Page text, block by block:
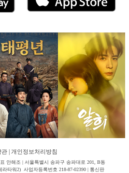
관 개인정보처리방침
안해조 | 서울특별시 송파구 송파대로 201, B동
라타워2) 사업자등록번호 218-87-02390 | 통신판